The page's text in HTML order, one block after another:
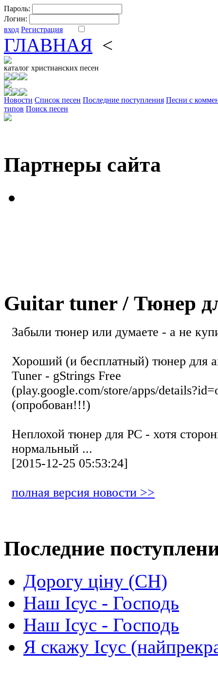
Пароль:
Логин:
вход Регистрация
ГЛАВНАЯ <
каталог христианских песен
Новости Cписок песен Последние поступления Песни с
типов Поиск песен
Партнеры сайта
Guitar tuner / Тюнер
Забыли тюнер или думаете - а не
Хороший (и бесплатный) тюнер для
Tuner - gStrings Free
(play.google.com/store/apps/
(опробован!!!)
Неплохой тюнер для РС - хотя
нормальный ...
[2015-12-25 05:53:24]
полная версия новости >>
Последние
Дорогу ціну (СН)
Наш Ісус - Господь
Наш Ісус - Господь
Я скажу Ісус